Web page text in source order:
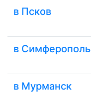
в Псков
в Симферополь
в Мурманск